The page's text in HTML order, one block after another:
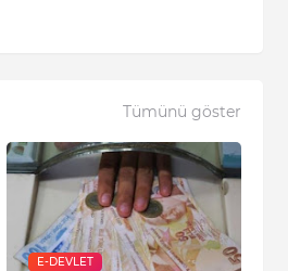
Tümünü göster
E-DEVLET